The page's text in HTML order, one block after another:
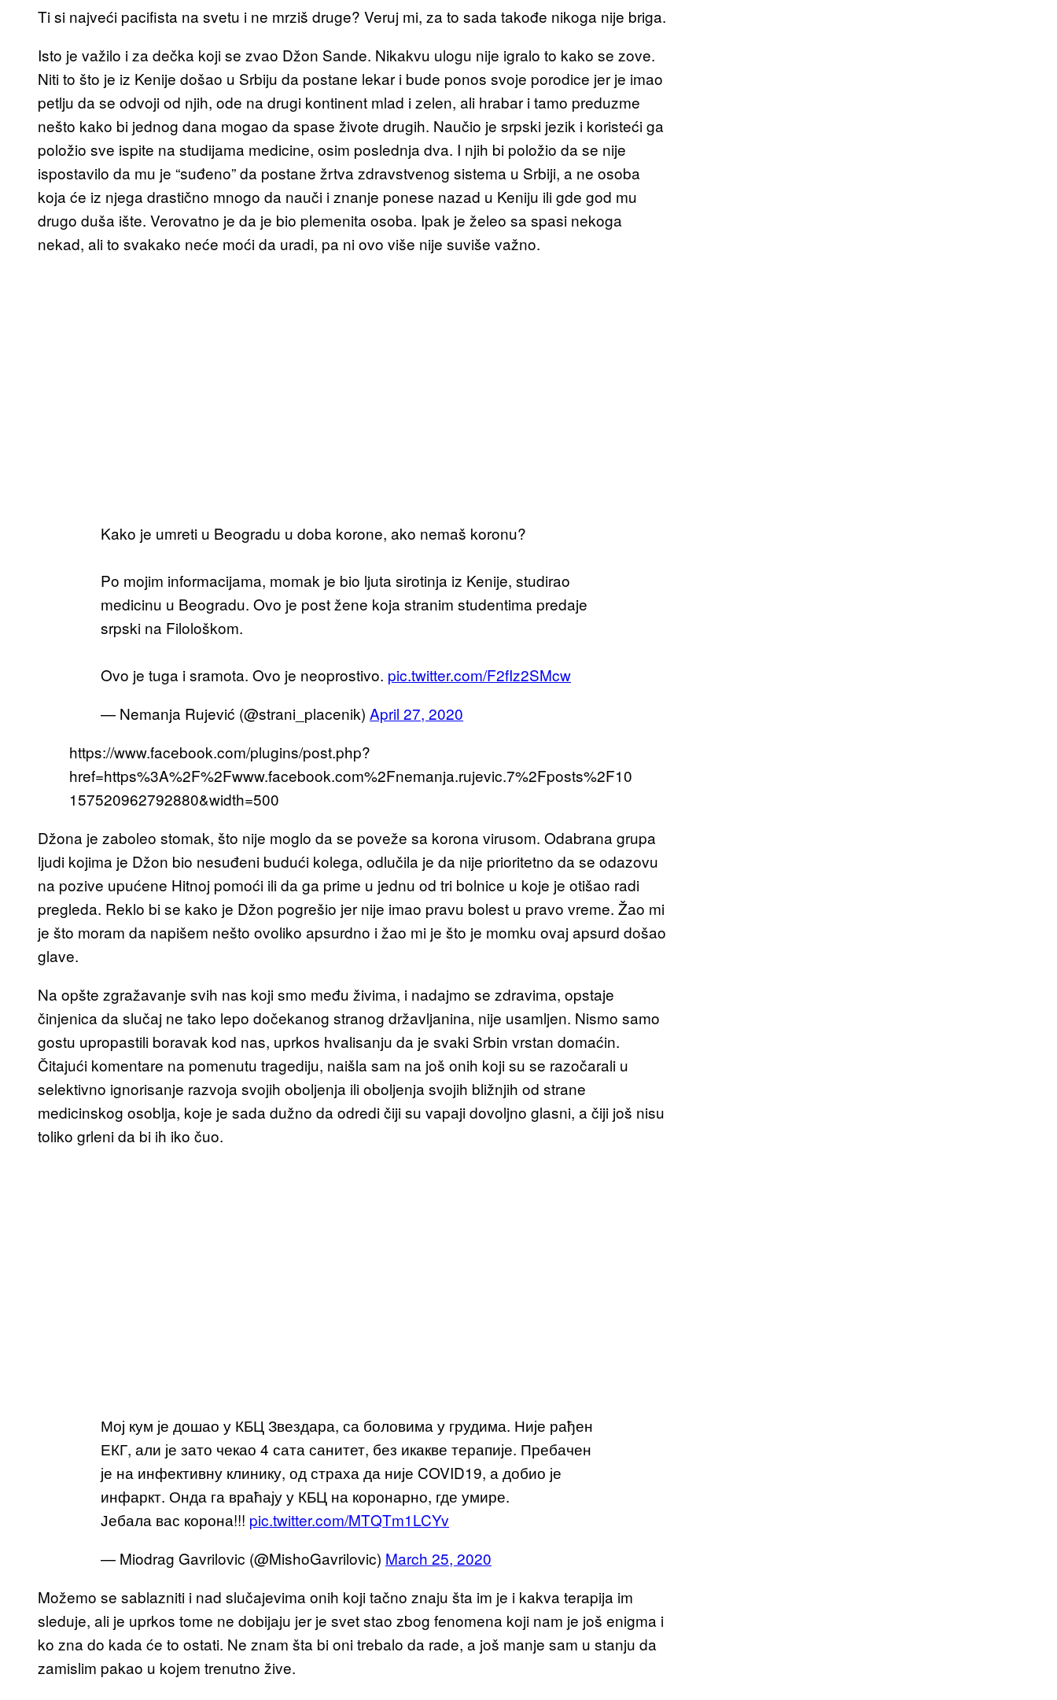
Ti si najveći pacifista na svetu i ne mrziš druge? Veruj mi, za to sada takođe nikoga nije briga.
Isto je važilo i za dečka koji se zvao Džon Sande. Nikakvu ulogu nije igralo to kako se zove.
Niti to što je iz Kenije došao u Srbiju da postane lekar i bude ponos svoje porodice jer je imao
petlju da se odvoji od njih, ode na drugi kontinent mlad i zelen, ali hrabar i tamo preduzme
nešto kako bi jednog dana mogao da spase živote drugih. Naučio je srpski jezik i koristeći ga
položio sve ispite na studijama medicine, osim poslednja dva. I njih bi položio da se nije
ispostavilo da mu je “suđeno” da postane žrtva zdravstvenog sistema u Srbiji, a ne osoba
koja će iz njega drastično mnogo da nauči i znanje ponese nazad u Keniju ili gde god mu
drugo duša ište. Verovatno je da je bio plemenita osoba. Ipak je želeo sa spasi nekoga
nekad, ali to svakako neće moći da uradi, pa ni ovo više nije suviše važno.
Kako je umreti u Beogradu u doba korone, ako nemaš koronu?
Po mojim informacijama, momak je bio ljuta sirotinja iz Kenije, studirao
medicinu u Beogradu. Ovo je post žene koja stranim studentima predaje
srpski na Filološkom.
Ovo je tuga i sramota. Ovo je neoprostivo. pic.twitter.com/F2fIz2SMcw
— Nemanja Rujević (@strani_placenik) April 27, 2020
https://www.facebook.com/plugins/post.php?
href=https%3A%2F%2Fwww.facebook.com%2Fnemanja.rujevic.7%2Fposts%2F10
157520962792880&width=500
Džona je zaboleo stomak, što nije moglo da se poveže sa korona virusom. Odabrana grupa
ljudi kojima je Džon bio nesuđeni budući kolega, odlučila je da nije prioritetno da se odazovu
na pozive upućene Hitnoj pomoći ili da ga prime u jednu od tri bolnice u koje je otišao radi
pregleda. Reklo bi se kako je Džon pogrešio jer nije imao pravu bolest u pravo vreme. Žao mi
je što moram da napišem nešto ovoliko apsurdno i žao mi je što je momku ovaj apsurd došao
glave.
Na opšte zgražavanje svih nas koji smo među živima, i nadajmo se zdravima, opstaje
činjenica da slučaj ne tako lepo dočekanog stranog državljanina, nije usamljen. Nismo samo
gostu upropastili boravak kod nas, uprkos hvalisanju da je svaki Srbin vrstan domaćin.
Čitajući komentare na pomenutu tragediju, naišla sam na još onih koji su se razočarali u
selektivno ignorisanje razvoja svojih oboljenja ili oboljenja svojih bližnjih od strane
medicinskog osoblja, koje je sada dužno da odredi čiji su vapaji dovoljno glasni, a čiji još nisu
toliko grleni da bi ih iko čuo.
Мој кум је дошао у КБЦ Звездара, са боловима у грудима. Није рађен
ЕКГ, али је зато чекао 4 сата санитет, без икакве терапије. Пребачен
је на инфективну клинику, од страха да није COVID19, а добио је
инфаркт. Онда га враћају у КБЦ на коронарно, где умире.
Јебала вас корона!!! pic.twitter.com/MTQTm1LCYv
— Miodrag Gavrilovic (@MishoGavrilovic) March 25, 2020
Možemo se sablazniti i nad slučajevima onih koji tačno znaju šta im je i kakva terapija im
sleduje, ali je uprkos tome ne dobijaju jer je svet stao zbog fenomena koji nam je još enigma i
ko zna do kada će to ostati. Ne znam šta bi oni trebalo da rade, a još manje sam u stanju da
zamislim pakao u kojem trenutno žive.